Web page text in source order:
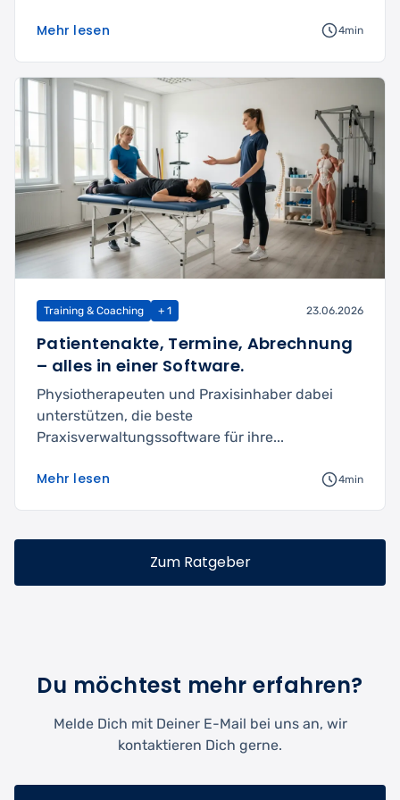
Mehr lesen 4min
Training & Coaching + 1 23.06.2026
Patientenakte, Termine, Abrechnung
– alles in einer Software.
Physiotherapeuten und Praxisinhaber dabei
unterstützen, die beste
Praxisverwaltungssoftware für ihre...
Mehr lesen 4min
Zum Ratgeber
Du möchtest mehr erfahren?
Melde Dich mit Deiner E-Mail bei uns an, wir
kontaktieren Dich gerne.